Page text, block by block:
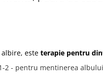
este terapie pentru
2 - pentru mentinerea albului